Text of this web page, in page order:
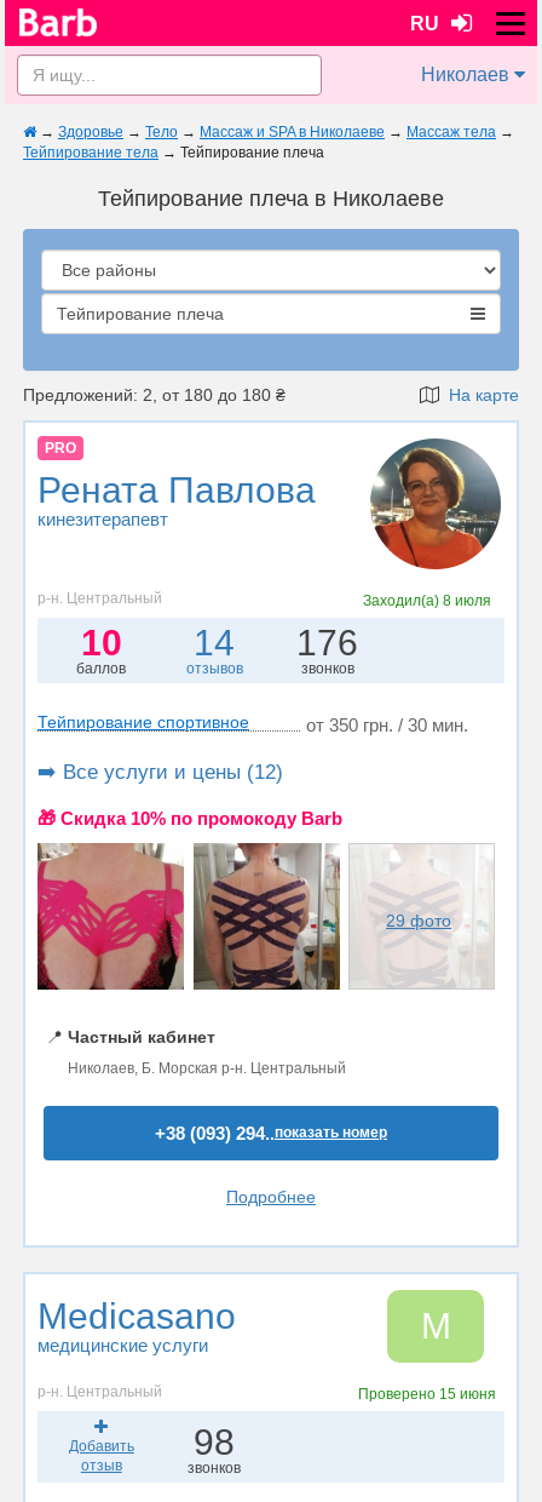
RU
Николаев
→ Здоровье → Тело → Массаж и SPA в Николаеве → Массаж тела →
Тейпирование тела → Тейпирование плеча
Тейпирование плеча в Николаеве
Тейпирование плеча
Предложений: 2, от 180 до 180 ₴ На карте
PRO
Рената Павлова
кинезитерапевт
р-н. Центральный Заходил(а) 8 июля
10
баллов
14
отзывов
176
звонков
Тейпирование спортивное от 350 грн. / 30 мин.
➡️ Все услуги и цены (12)
🎁 Cкидка 10% по промокоду Barb
29 фото
📍 Частный кабинет
Николаев, Б. Морская р-н. Центральный
+38 (093) 294..показать номер
Подробнее
Medicasano
медицинские услуги M
р-н. Центральный Проверено 15 июня
Добавить
отзыв
98
звонков